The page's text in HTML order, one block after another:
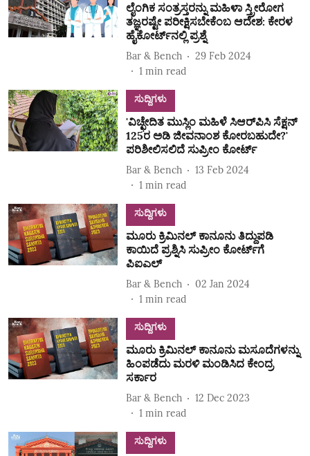
ಲೈಂಗಿಕ ಸಂತ್ರಸ್ತರನ್ನು ಮಹಿಳಾ ಸ್ತ್ರೀರೋಗ
ತಜ್ಞರಷ್ಟೇ ಪರೀಕ್ಷಿಸಬೇಕೆಂಬ ಆದೇಶ: ಕೇರಳ
ಹೈಕೋರ್ಟ್‌ನಲ್ಲಿ ಪ್ರಶ್ನೆ
Bar & Bench
29 Feb 2024
1 min read
ಸುದ್ದಿಗಳು
'ವಿಚ್ಛೇದಿತ ಮುಸ್ಲಿಂ ಮಹಿಳೆ ಸಿಆರ್‌ಪಿಸಿ ಸೆಕ್ಷನ್
125ರ ಅಡಿ ಜೀವನಾಂಶ ಕೋರಬಹುದೇ?'
ಪರಿಶೀಲಿಸಲಿದೆ ಸುಪ್ರೀಂ ಕೋರ್ಟ್
Bar & Bench
13 Feb 2024
1 min read
ಸುದ್ದಿಗಳು
ಮೂರು ಕ್ರಿಮಿನಲ್ ಕಾನೂನು ತಿದ್ದುಪಡಿ
ಕಾಯಿದೆ ಪ್ರಶ್ನಿಸಿ ಸುಪ್ರೀಂ ಕೋರ್ಟ್‌ಗೆ
ಪಿಐಎಲ್
Bar & Bench
02 Jan 2024
1 min read
ಸುದ್ದಿಗಳು
ಮೂರು ಕ್ರಿಮಿನಲ್ ಕಾನೂನು ಮಸೂದೆಗಳನ್ನು
ಹಿಂಪಡೆದು ಮರಳಿ ಮಂಡಿಸಿದ ಕೇಂದ್ರ
ಸರ್ಕಾರ
Bar & Bench
12 Dec 2023
1 min read
ಸುದ್ದಿಗಳು